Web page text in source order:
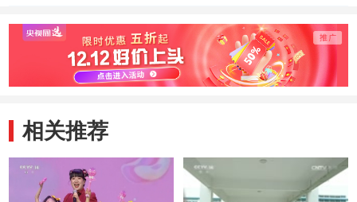
季） 好朋友
季） 戴眼镜的大
头儿子
季）
旧玩具
相关推荐